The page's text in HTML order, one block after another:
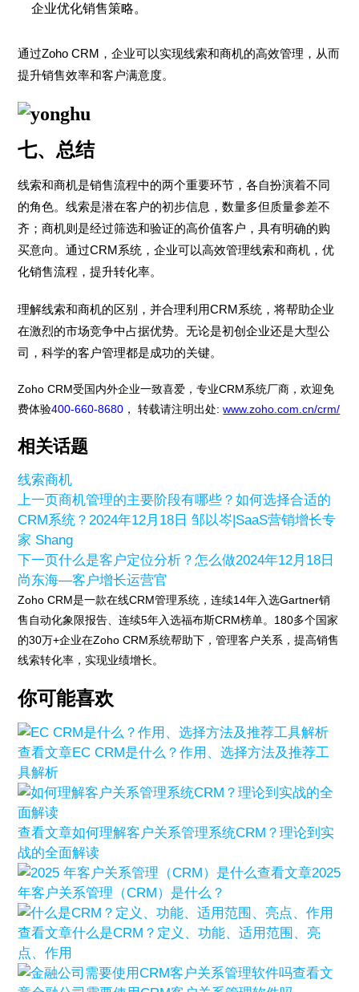
企业优化销售策略。
通过Zoho CRM，企业可以实现线索和商机的高效管理，从而
提升销售效率和客户满意度。
七、总结
线索和商机是销售流程中的两个重要环节，各自扮演着不同
的角色。线索是潜在客户的初步信息，数量多但质量参差不
齐；商机则是经过筛选和验证的高价值客户，具有明确的购
买意向。通过CRM系统，企业可以高效管理线索和商机，优
化销售流程，提升转化率。
理解线索和商机的区别，并合理利用CRM系统，将帮助企业
在激烈的市场竞争中占据优势。无论是初创企业还是大型公
司，科学的客户管理都是成功的关键。
Zoho CRM受国内外企业一致喜爱，专业CRM系统厂商，欢迎免
费体验400-660-8680 ， 转载请注明出处:www.zoho.com.cn/crm/
相关话题
线索商机
上一页商机管理的主要阶段有哪些？如何选择合适的
CRM系统？ 2024年12月18日 邹以岑|SaaS营销增长专
家 Shang
下一页什么是客户定位分析？怎么做2024年12月18日
尚东海—客户增长运营官
Zoho CRM是一款在线CRM管理系统，连续14年入选Gartner销
售自动化象限报告、连续5年入选福布斯CRM榜单。180多个国家
的30万+企业在Zoho CRM系统帮助下，管理客户关系，提高销售
线索转化率，实现业绩增长。
你可能喜欢
查看文章EC CRM是什么？作用、选择方法及推荐工
具解析
查看文章如何理解客户关系管理系统CRM？理论到实
战的全面解读
查看文章2025
年客户关系管理（CRM）是什么？
查看文章什么是CRM？定义、功能、适用范围、亮
点、作用
查看文